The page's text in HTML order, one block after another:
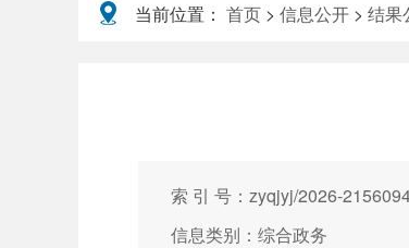
当前位置： 首页 > 信息公开 > 结果
索 引 号：zyqjyj/2026-
信息类别：综合政务